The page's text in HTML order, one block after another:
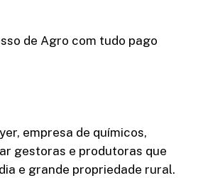
de Agro com tudo pago
empresa de químicos,
gestoras e produtoras que
e grande propriedade rural.